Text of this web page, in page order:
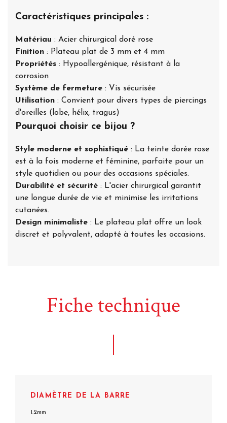
Caractéristiques principales :
Matériau : Acier chirurgical doré rose
Finition : Plateau plat de 3 mm et 4 mm
Propriétés : Hypoallergénique, résistant à la
corrosion
Système de fermeture : Vis sécurisée
Utilisation : Convient pour divers types de piercings
d'oreilles (lobe, hélix, tragus)
Pourquoi choisir ce bijou ?
Style moderne et sophistiqué : La teinte dorée rose
est à la fois moderne et féminine, parfaite pour un
style quotidien ou pour des occasions spéciales.
Durabilité et sécurité : L'acier chirurgical garantit
une longue durée de vie et minimise les irritations
cutanées.
Design minimaliste : Le plateau plat offre un look
discret et polyvalent, adapté à toutes les occasions.
Fiche technique
DIAMÈTRE DE LA BARRE
1.2mm